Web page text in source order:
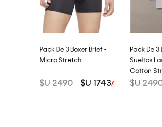
Pack De 3 Boxer Brief -
Micro Stretch
$U 2490 $U 1743AHORRO DEL
Pack De 3
Sueltos
Cotton
$U